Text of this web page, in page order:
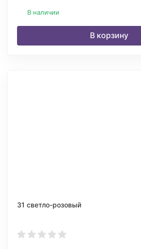
В наличии
В корзину
31 светло-розовый